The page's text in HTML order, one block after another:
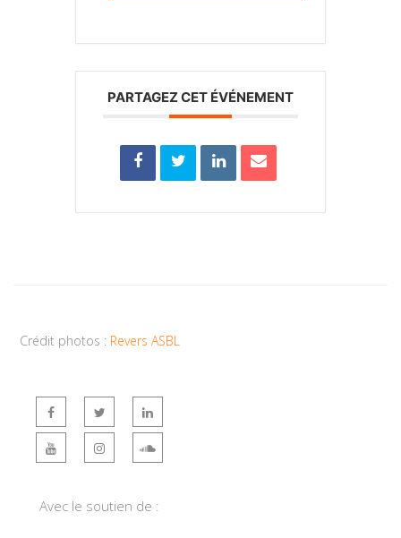
PARTAGEZ CET ÉVÉNEMENT
Crédit photos : Revers ASBL
Avec le soutien de :